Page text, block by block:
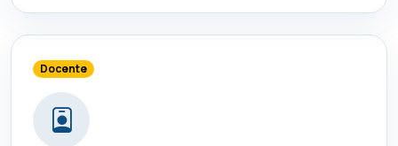
Docente